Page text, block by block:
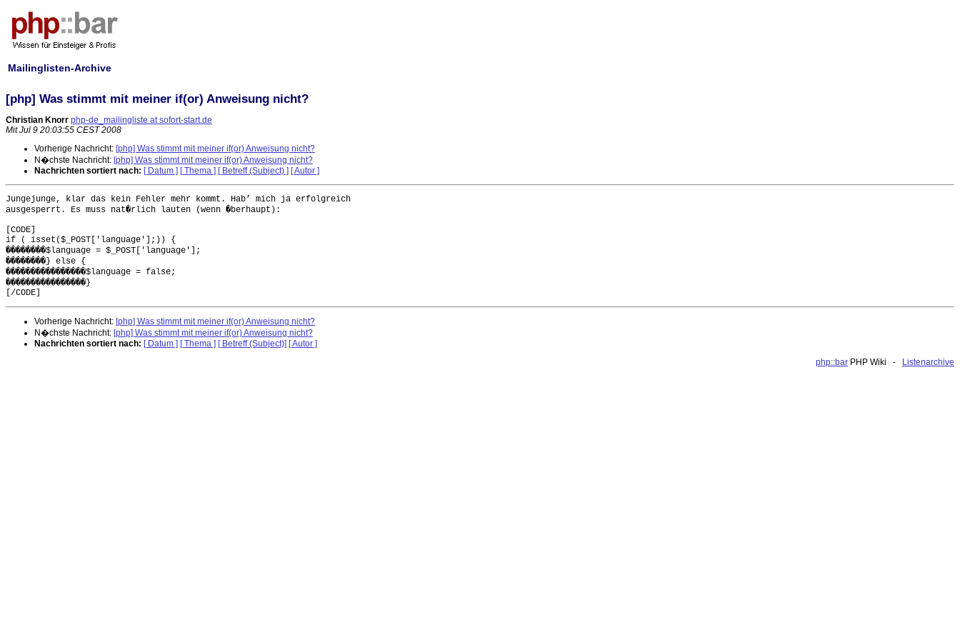
Mailinglisten-Archive
[php] Was stimmt mit meiner if(or) Anweisung nicht?
Christian Knorr php-de_mailingliste at sofort-start.de
Mit Jul 9 20:03:55 CEST 2008
Vorherige Nachricht: [php] Was stimmt mit meiner if(or) Anweisung nicht?
N�chste Nachricht: [php] Was stimmt mit meiner if(or) Anweisung nicht?
Nachrichten sortiert nach: [ Datum ] [ Thema ] [ Betreff (Subject) ] [ Autor ]
Jungejunge, klar das kein Fehler mehr kommt. Hab’ mich ja erfolgreich
ausgesperrt. Es muss nat�rlich lauten (wenn �berhaupt):
[CODE]
if ( isset($_POST['language'];)) {
��������$language = $_POST['language'];
��������} else {
����������������$language = false;
����������������}
Vorherige Nachricht: [php] Was stimmt mit meiner if(or) Anweisung nicht?
N�chste Nachricht: [php] Was stimmt mit meiner if(or) Anweisung nicht?
Nachrichten sortiert nach: [ Datum ] [ Thema ] [ Betreff (Subject)] [ Autor ]
php::bar PHP Wiki - Listenarchive